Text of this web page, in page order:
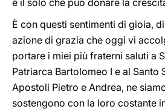
è il solo che può donare la
È con questi sentimenti di gioia,
azione di grazia che oggi vi
portare i miei più fraterni saluti a
Patriarca Bartolomeo I e al Santo
Apostoli Pietro e Andrea, ne
sostengono con la loro costante